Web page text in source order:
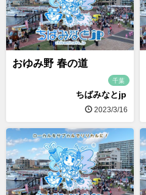
おゆみ野 春の道
千葉
ちばみなとjp
2023/3/16